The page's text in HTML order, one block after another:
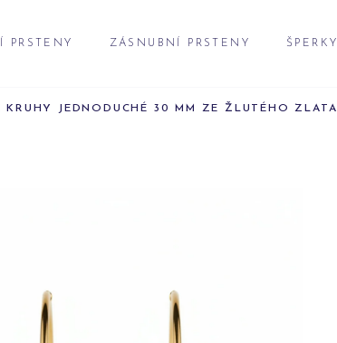
PRSTENY ZÁSNUBNÍ PRSTENY ŠPERKY
KRUHY JEDNODUCHÉ 30 MM ZE ŽLUTÉHO ZLATA